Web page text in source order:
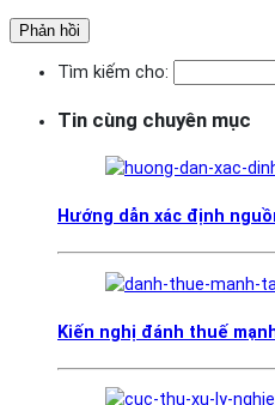
Tìm kiếm cho:
Tin cùng chuyên mục
Hướng dẫn xác định
Kiến nghị đánh thuế